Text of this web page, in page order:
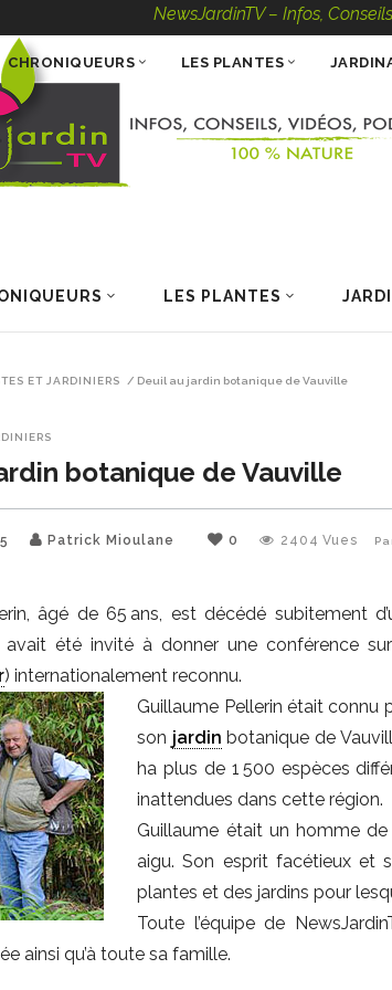
NewsJardinTV – Infos, Conseils, Vidéos,
LES PLANTES
CHRONIQUEURS LES PLANTES
ET JARDINIERS / Deuil au jardin botanique de Vauville
botanique de Vauville
Patrick Mioulane 0 2404 Vues
âgé de 65 ans, est décédé subitement
avait été invité à donner une conférence
) internationalement reconnu.
Guillaume Pellerin était connu
son jardin botanique de
ha plus de 1 500 espèces
inattendues dans cette région.
Guillaume était un homme de
aigu. Son esprit facétieux et
plantes et des jardins pour
Toute l’équipe de
ainsi qu’à toute sa famille.